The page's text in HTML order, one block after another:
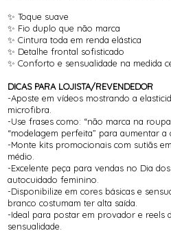
✨ Toque suave
✨ Fio duplo que não marca
✨ Cintura toda em renda elástica
✨ Detalhe frontal sofisticado
✨ Conforto e sensualidade na medida
DICAS PARA LOJISTA/REVENDEDOR
-Aposte em vídeos mostrando a
microfibra.
-Use frases como: “não marca na
“modelagem perfeita” para aumentar a
-Monte kits promocionais com sutiãs
médio.
-Excelente peça para vendas no Dia
autocuidado feminino.
-Disponibilize em cores básicas e
branco costumam ter alta saída.
-Ideal para postar em provador e reels
sensualidade.